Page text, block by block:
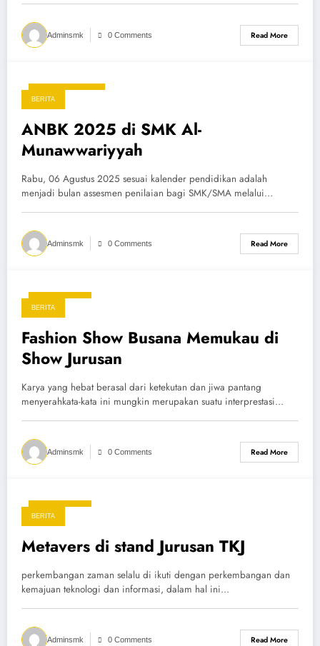
Adminsmk 0 Comments Read More
27 Agustus 2025
BERITA
ANBK 2025 di SMK Al-
Munawwariyyah
Rabu, 06 Agustus 2025 sesuai kalender pendidikan adalah
menjadi bulan assesmen penilaian bagi SMK/SMA melalui…
Adminsmk 0 Comments Read More
15 April 2025
BERITA
Fashion Show Busana Memukau di
Show Jurusan
Karya yang hebat berasal dari ketekutan dan jiwa pantang
menyerahkata-kata ini mungkin merupakan suatu interprestasi…
Adminsmk 0 Comments Read More
15 April 2025
BERITA
Metavers di stand Jurusan TKJ
perkembangan zaman selalu di ikuti dengan perkembangan dan
kemajuan teknologi dan informasi, dalam hal ini…
Adminsmk 0 Comments Read More